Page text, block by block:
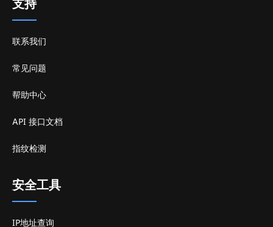
支持
联系我们
常见问题
帮助中心
API 接口文档
指纹检测
安全工具
IP地址查询